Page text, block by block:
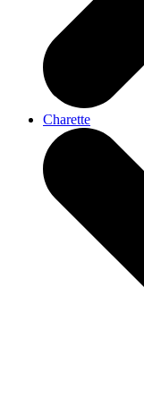
Charette